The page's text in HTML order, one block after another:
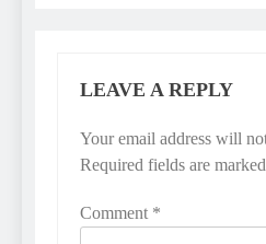
LEAVE A REPLY
Your email address will
Required fields are marked
Comment *